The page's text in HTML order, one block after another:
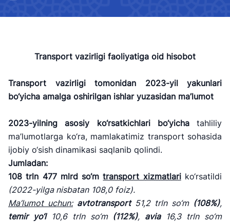
Transport vazirligi faoliyatiga oid hisobot
Transport vazirligi tomonidan 2023-yil yakunlari
bo‘yicha amalga oshirilgan ishlar yuzasidan ma’lumot
2023-yilning asosiy ko‘rsatkichlari bo‘yicha tahliliy
ma’lumotlarga ko‘ra, mamlakatimiz transport sohasida
ijobiy o‘sish dinamikasi saqlanib qolindi.
Jumladan:
108trln 477mlrd so‘m transport xizmatlari ko‘rsatildi
(2022-yilganisbatan 108,0 foiz).
Ma’lumot uchun: avtotransport51,2 trln so‘m (108%),
temir yo‘l10,6 trln so‘m (112%), avia16,3 trln so‘m